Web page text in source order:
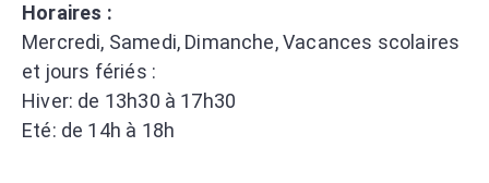
Horaires :
Mercredi, Samedi, Dimanche, Vacances scolaires
et jours fériés :
Hiver: de 13h30 à 17h30
Eté: de 14h à 18h